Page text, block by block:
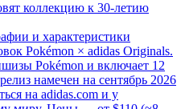
коллекцию к 30-летию
и характеристики
Pokémon × adidas Originals.
Pokémon и включает 12
намечен на сентябрь 2026
на adidas.com и у